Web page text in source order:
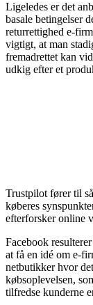
Ligeledes er det
basale betingelser
returrettighed e-
vigtigt, at man
fremadrettet kan
udkig efter et
Trustpilot fører til
køberes
efterforsker online
Facebook
at få en idé om e-
netbutikker hvor
købsoplevelsen,
tilfredse kunderne